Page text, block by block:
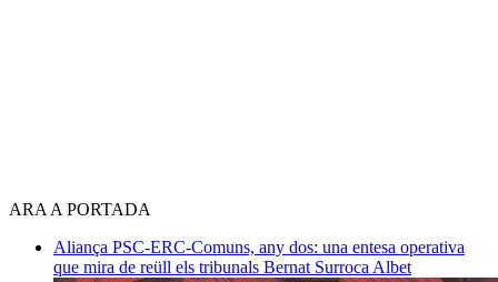
ARA A PORTADA
Aliança PSC-ERC-Comuns, any dos: una entesa operativa
que mira de reüll els tribunals Bernat Surroca Albet